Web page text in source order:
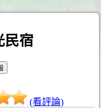
民宿
(看評論)